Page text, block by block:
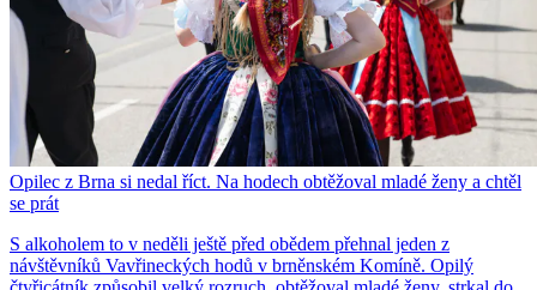
Opilec z Brna si nedal říct. Na hodech obtěžoval mladé ženy a chtěl
se prát
S alkoholem to v neděli ještě před obědem přehnal jeden z
návštěvníků Vavřineckých hodů v brněnském Komíně. Opilý